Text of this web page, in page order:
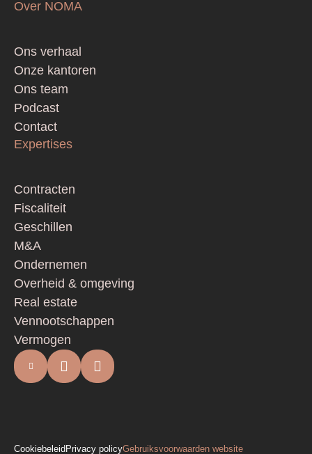
Over NOMA
Footer
Ons verhaal
Onze kantoren
Ons team
Podcast
Contact
Expertises
Contracten
Fiscaliteit
Geschillen
M&A
Ondernemen
Overheid & omgeving
Real estate
Vennootschappen
Vermogen
Cookiebeleid Privacy policyGebruiksvoorwaarden website